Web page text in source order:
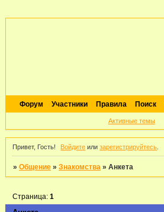
Форум Участники Правила Поиск
Активные темы
Привет, Гость! Войдите илизарегистрируйтесь
»Общение »Знакомства »Анкета
Страница:1